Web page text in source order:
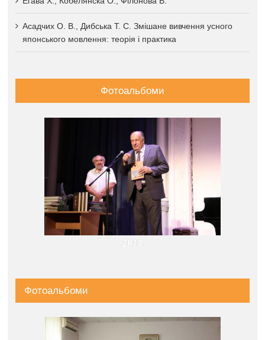
Асадчих О. В., Дибська Т. С. Змішане вивчення усного
японського мовлення: теорія і практика
Фотоальбоми
2018
Фотоальбоми